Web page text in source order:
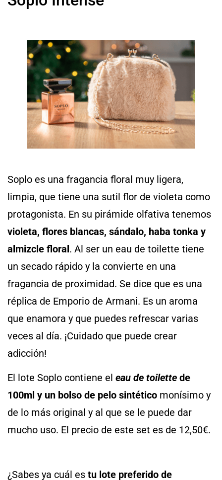
Soplo es una fragancia floral muy ligera,
limpia, que tiene una sutil flor de violeta como
protagonista. En su pirámide olfativa tenemos
violeta, flores blancas, sándalo, haba tonka y
almizcle floral. Al ser un eau de toilette tiene
un secado rápido y la convierte en una
fragancia de proximidad. Se dice que es una
réplica de Emporio de Armani. Es un aroma
que enamora y que puedes refrescar varias
veces al día. ¡Cuidado que puede crear
adicción!
El lote Soplo contiene el eau de toilette de
100ml y un bolso de pelo sintético monísimo y
de lo más original y al que se le puede dar
mucho uso. El precio de este set es de 12,50€.
¿Sabes ya cuál es tu lote preferido de